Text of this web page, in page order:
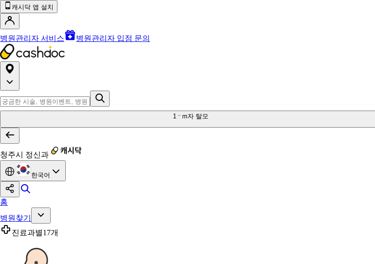
캐시닥 앱 설치
병원관리자 서비스 병원관리자 입점 문의
1 m자 탈모
청주시 정신과
한국어
홈
병원찾기
진료과별17개